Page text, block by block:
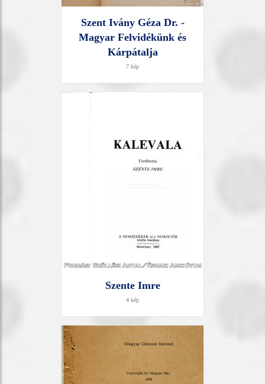
Szent Ivány Géza Dr. -
Magyar Felvidékünk és
Kárpátalja
7 kép
Szente Imre
4 kép